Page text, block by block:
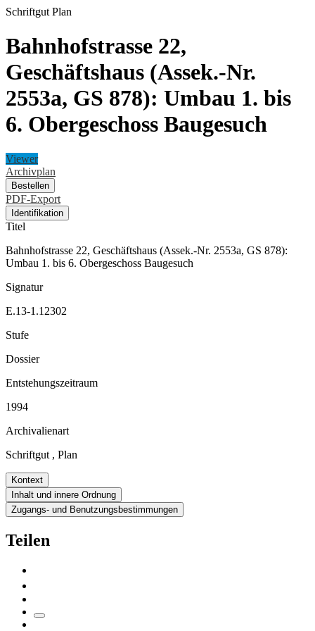
Schriftgut Plan
Bahnhofstrasse 22,
Geschäftshaus (Assek.-Nr.
2553a, GS 878): Umbau 1. bis
6. Obergeschoss Baugesuch
Viewer
Archivplan
Bestellen
PDF-Export
Identifikation
Titel
Bahnhofstrasse 22, Geschäftshaus (Assek.-Nr. 2553a, GS 878):
Umbau 1. bis 6. Obergeschoss Baugesuch
Signatur
E.13-1.12302
Stufe
Dossier
Entstehungszeitraum
1994
Archivalienart
Schriftgut , Plan
Kontext
Inhalt und innere Ordnung
Zugangs- und Benutzungsbestimmungen
Teilen